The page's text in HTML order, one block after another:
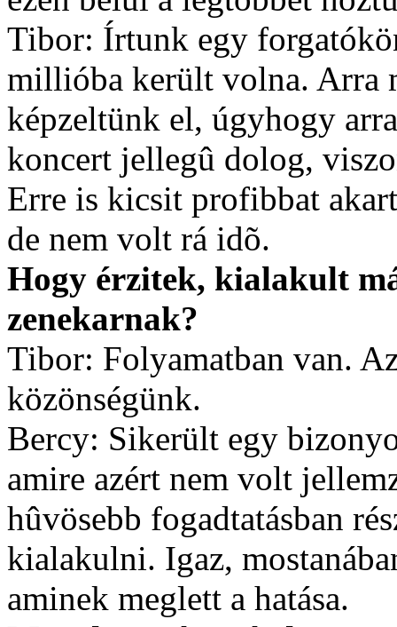
Tibor: Írtunk egy
millióba került volna. Arra
képzeltünk el, úgyhogy
koncert jellegû dolog,
Erre is kicsit profibbat
de nem volt rá idõ.
Hogy érzitek, kialakult
zenekarnak?
Tibor: Folyamatban van.
közönségünk.
Bercy: Sikerült egy
amire azért nem volt
hûvösebb fogadtatásban
kialakulni. Igaz,
aminek meglett a hatása.